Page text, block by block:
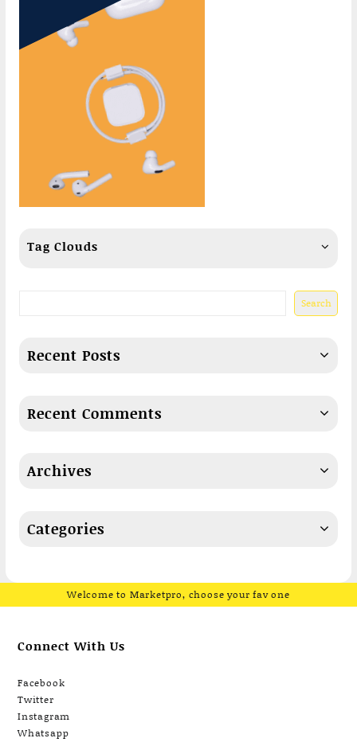
Tag Clouds
Search
Recent Posts
Recent Comments
Archives
Categories
Welcome to Marketpro, choose your fav one
Connect With Us
Facebook
Twitter
Instagram
Whatsapp